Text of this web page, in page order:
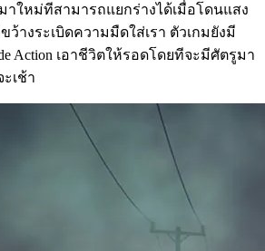
าใหม่ทีสามารถแยกร่างได้เมื่อโดนแสง
างระเบิดความมืดใส่เรา ตัวเกมยังมี
Action เอาชีวิตให้รอดโดยทีจะมีศัตรูมา
เช้า